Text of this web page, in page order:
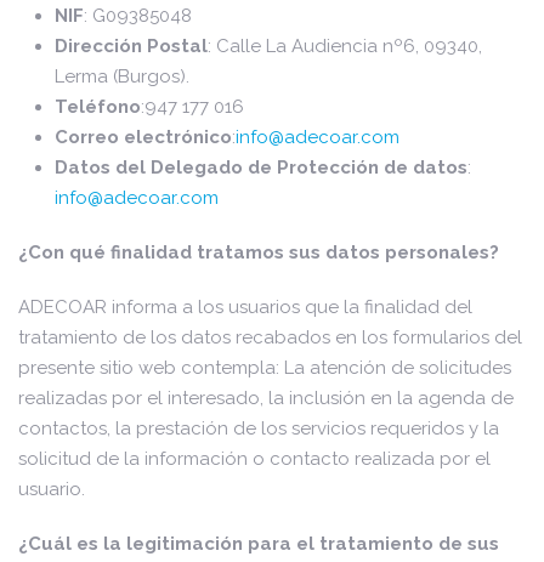
NIF: G09385048
Dirección Postal: Calle La Audiencia nº6, 09340,
Lerma (Burgos).
Teléfono:947 177 016
Correo electrónico:info@adecoar.com
Datos del Delegado de Protección de datos:
info@adecoar.com
¿Con qué finalidad tratamos sus datos personales?
ADECOAR informa a los usuarios que la finalidad del
tratamiento de los datos recabados en los formularios del
presente sitio web contempla: La atención de solicitudes
realizadas por el interesado, la inclusión en la agenda de
contactos, la prestación de los servicios requeridos y la
solicitud de la información o contacto realizada por el
usuario.
¿Cuál es la legitimación para el tratamiento de sus